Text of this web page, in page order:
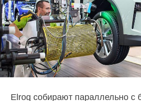
Elroq собирают параллельно с